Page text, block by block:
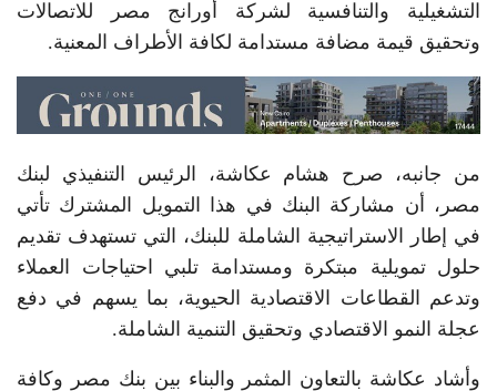
التشغيلية والتنافسية لشركة أورانج مصر للاتصالات
وتحقيق قيمة مضافة مستدامة لكافة الأطراف المعنية.
من جانبه، صرح هشام عكاشة، الرئيس التنفيذي لبنك
مصر، أن مشاركة البنك في هذا التمويل المشترك تأتي
في إطار الاستراتيجية الشاملة للبنك، التي تستهدف تقديم
حلول تمويلية مبتكرة ومستدامة تلبي احتياجات العملاء
وتدعم القطاعات الاقتصادية الحيوية، بما يسهم في دفع
عجلة النمو الاقتصادي وتحقيق التنمية الشاملة.
وأشاد عكاشة بالتعاون المثمر والبناء بين بنك مصر وكافة